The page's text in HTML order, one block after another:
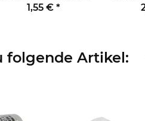
vergoldete Kontakte
1,55 € *
folgende Artikel: